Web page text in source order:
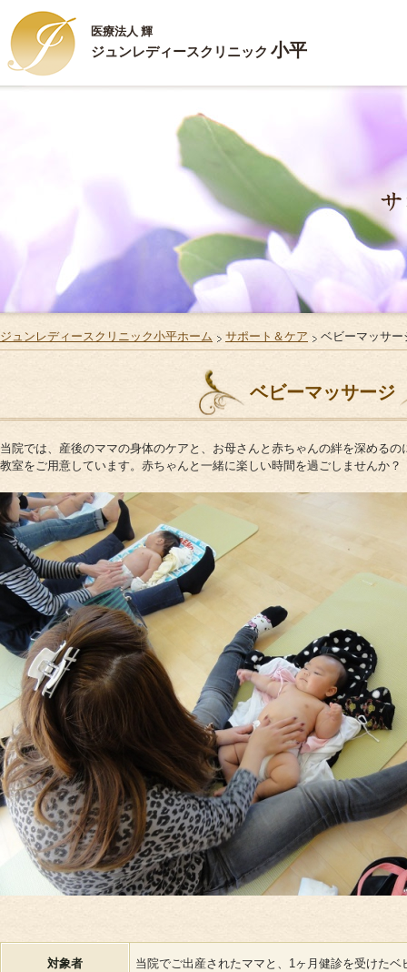
医療法人 輝
ジュンレディースクリニック 小平
ジュンレディースクリニック小平ホーム サポート＆ケア ベビーマッサー
ベビーマッサージ
当院では、産後のママの身体のケアと、お母さんと赤ちゃんの絆を深める
教室をご用意しています。赤ちゃんと一緒に楽しい時間を過ごしませんか？
対象者 当院でご出産されたママと、1ヶ月健診を受けた
ごあいさつ
診療内容
施設案内
お部屋のご案内
ご出産・ご入院
サポート＆ケア
教室カレンダー
ご予約方法
お電話でのお問